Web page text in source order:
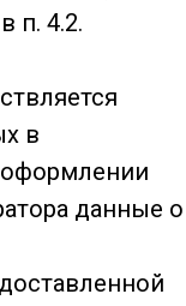
п. 4.2.
в
оформлении
данные о